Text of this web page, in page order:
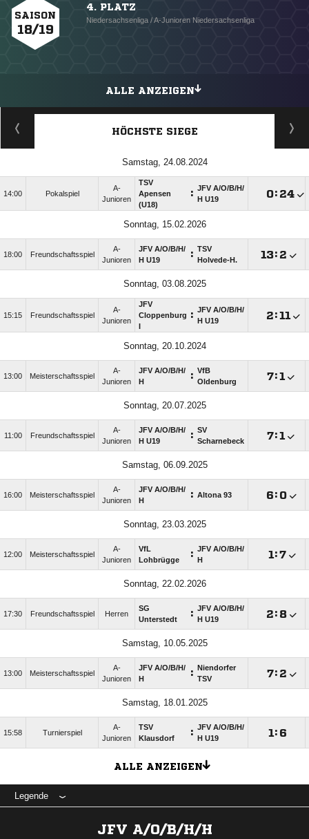
SAISON
18/19
4. PLATZ
Niedersachsenliga / A-Junioren Niedersachsenliga
ALLE ANZEIGEN
HÖCHSTE SIEGE
Samstag, 24.08.2024
14:00 Pokalspiel
A-
Junioren
TSV
Apensen
(U18)
: JFV A/​O/​B/​H/​
H U19
: 
Sonntag, 15.02.2026
18:00 Freundschaftsspiel
A-
Junioren
JFV A/​O/​B/​H/​
H U19
: TSV
Holvede-H.
: 
Sonntag, 03.08.2025
15:15 Freundschaftsspiel
A-
Junioren
JFV
Cloppenburg : JFV A/​O/​B/​H/​
H U19
:
Sonntag, 20.10.2024
13:00 Meisterschaftsspiel
A-
Junioren
JFV A/​O/​B/​H/​
H
: VfB
Oldenburg
:
Sonntag, 20.07.2025
11:00 Freundschaftsspiel
A-
Junioren
JFV A/​O/​B/​H/​
H U19
: SV
Scharnebeck
:
Samstag, 06.09.2025
16:00 Meisterschaftsspiel
A-
Junioren
JFV A/​O/​B/​H/​
H
: Altona 93 : 
Sonntag, 23.03.2025
12:00 Meisterschaftsspiel
A-
Junioren
VfL
Lohbrügge
: JFV A/​O/​B/​H/​
H
:
Sonntag, 22.02.2026
17:30 Freundschaftsspiel Herren
SG
Unterstedt
: JFV A/​O/​B/​H/​
H U19
: 
Samstag, 10.05.2025
13:00 Meisterschaftsspiel
A-
Junioren
JFV A/​O/​B/​H/​
H
:
Niendorfer
TSV
: 
Samstag, 18.01.2025
15:58 Turnierspiel
A-
Junioren
TSV
Klausdorf
: JFV A/​O/​B/​H/​
H U19
: 
ALLE ANZEIGEN
Legende
JFV A/O/B/H/H